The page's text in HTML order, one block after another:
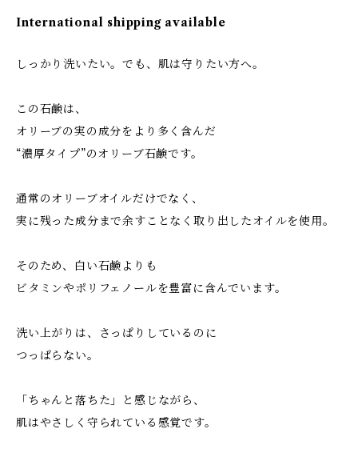
International shipping available
しっかり洗いたい。でも、肌は守りたい方へ。
この石鹸は、
オリーブの実の成分をより多く含んだ
“濃厚タイプ”のオリーブ石鹸です。
通常のオリーブオイルだけでなく、
実に残った成分まで余すことなく取り出したオイルを使用。
そのため、白い石鹸よりも
ビタミンやポリフェノールを豊富に含んでいます。
洗い上がりは、さっぱりしているのに
つっぱらない。
「ちゃんと落ちた」と感じながら、
肌はやさしく守られている感覚です。